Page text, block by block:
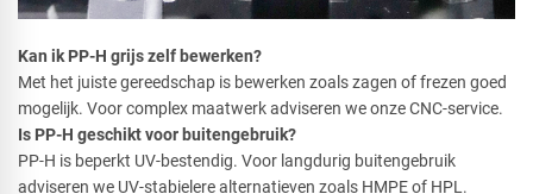
Kan ik PP-H grijs zelf bewerken?
Met het juiste gereedschap is bewerken zoals zagen of frezen goed
mogelijk. Voor complex maatwerk adviseren we onze CNC-service.
Is PP-H geschikt voor buitengebruik?
PP-H is beperkt UV-bestendig. Voor langdurig buitengebruik
adviseren we UV-stabielere alternatieven zoals HMPE of HPL.